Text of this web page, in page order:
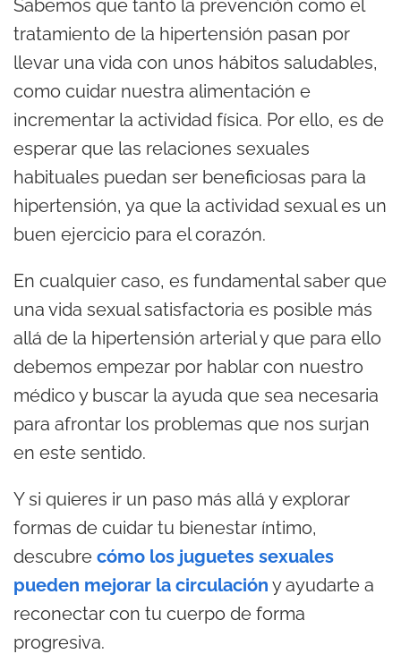
Sabemos que tanto la prevención como el
tratamiento de la hipertensión pasan por
llevar una vida con unos hábitos saludables,
como cuidar nuestra alimentación e
incrementar la actividad física. Por ello, es de
esperar que las relaciones sexuales
habituales puedan ser beneficiosas para la
hipertensión, ya que la actividad sexual es un
buen ejercicio para el corazón.
En cualquier caso, es fundamental saber que
una vida sexual satisfactoria es posible más
allá de la hipertensión arterial y que para ello
debemos empezar por hablar con nuestro
médico y buscar la ayuda que sea necesaria
para afrontar los problemas que nos surjan
en este sentido.
Y si quieres ir un paso más allá y explorar
formas de cuidar tu bienestar íntimo,
descubre cómo los juguetes sexuales
pueden mejorar la circulación y ayudarte a
reconectar con tu cuerpo de forma
progresiva.